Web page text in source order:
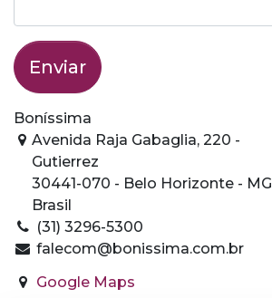
Enviar
Boníssima
Avenida Raja Gabaglia, 220 -
Gutierrez
30441-070 - Belo Horizonte - MG
Brasil
(31) 3296-5300
falecom@bonissima.com.br
Google Maps